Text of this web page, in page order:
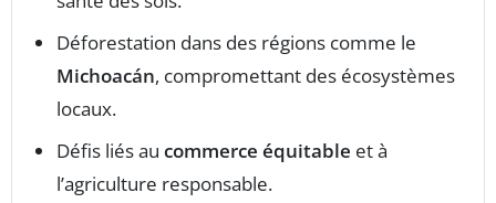
Déforestation dans des régions comme le
Michoacán, compromettant des écosystèmes
locaux.
Défis liés au commerce équitable et à
l’agriculture responsable.